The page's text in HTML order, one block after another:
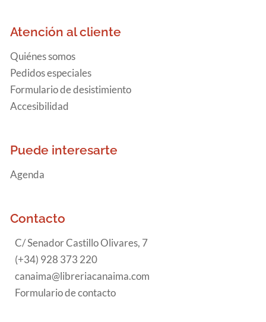
Atención al cliente
Quiénes somos
Pedidos especiales
Formulario de desistimiento
Accesibilidad
Puede interesarte
Agenda
Contacto
C/ Senador Castillo Olivares, 7
(+34) 928 373 220
canaima@libreriacanaima.com
Formulario de contacto